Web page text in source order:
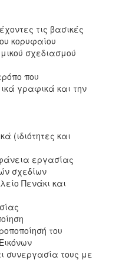
τις βασικές
κορυφαίου
σχεδιασμού
που
γραφικά και την
(ιδιότητες και
εργασίας
σχεδίων
Πενάκι και
του
συνεργασία τους με